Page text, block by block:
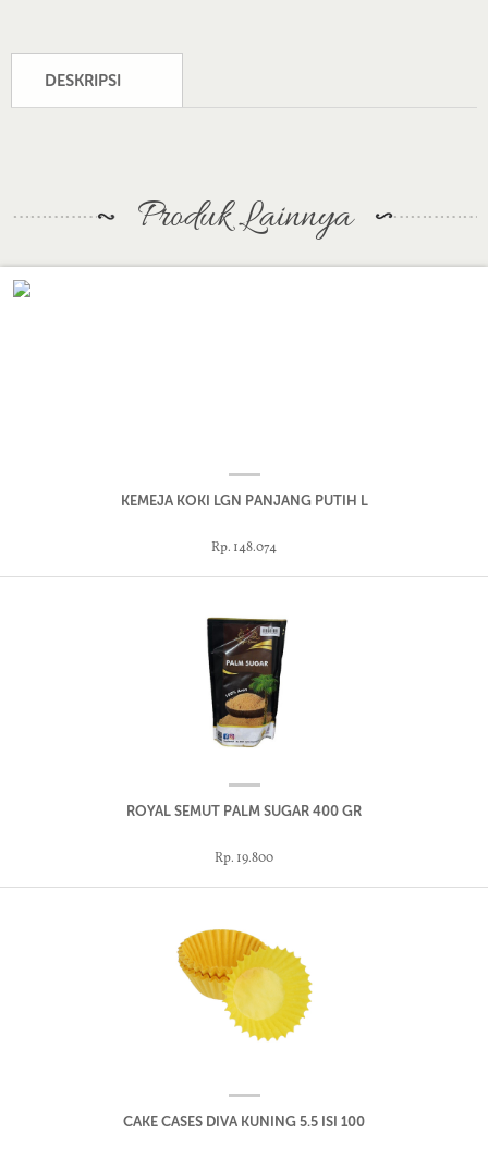
DESKRIPSI
Produk Lainnya
KEMEJA KOKI LGN PANJANG PUTIH L
Rp. 148.074
ROYAL SEMUT PALM SUGAR 400 GR
Rp. 19.800
CAKE CASES DIVA KUNING 5.5 ISI 100